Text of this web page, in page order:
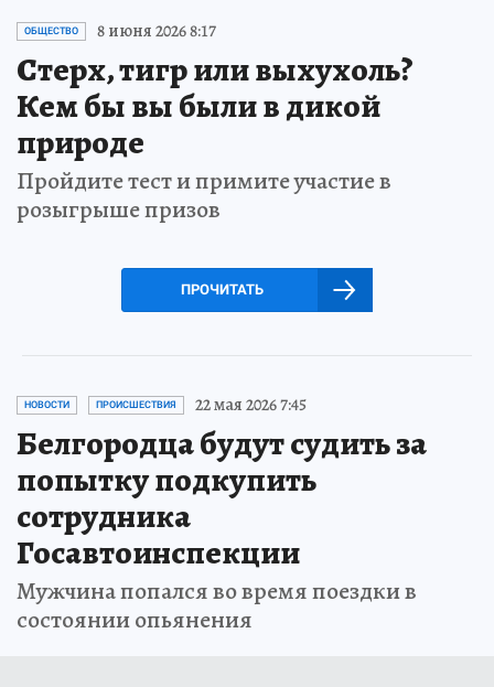
ОБЩЕСТВО 8 июня 2026 8:17
Стерх, тигр или выхухоль?
Кем бы вы были в дикой
природе
Пройдите тест и примите участие в
розыгрыше призов
ПРОЧИТАТЬ
НОВОСТИ ПРОИСШЕСТВИЯ 22 мая 2026 7:45
Белгородца будут судить за
попытку подкупить
сотрудника
Госавтоинспекции
Мужчина попался во время поездки в
состоянии опьянения